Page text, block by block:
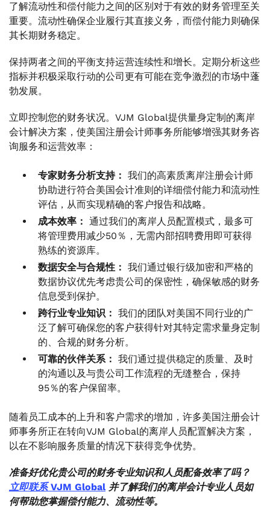
了解流动性和偿付能力之间的区别对于有效的财务管理至关
重要。流动性确保企业履行其直接义务，而偿付能力则确保
其长期财务稳定。
保持两者之间的平衡支持运营连续性和增长。定期分析这些
指标并积极采取行动的公司更有可能在竞争激烈的市场中蓬
勃发展。
立即控制您的财务状况。VJM Global提供量身定制的离岸
会计解决方案，使美国注册会计师事务所能够增强其财务咨
询服务和运营效率：
专家财务分析支持： 我们的高素质离岸注册会计师
协助进行符合美国会计准则的详细偿付能力和流动性
评估，从而实现精确的客户报告和战略。
成本效率： 通过我们的离岸人员配置模式，最多可
将管理费用减少50％，无需内部招聘费用即可获得
熟练的资源库。
数据安全与合规性： 我们通过银行级加密和严格的
数据协议优先考虑贵公司的保密性，确保敏感的财务
信息受到保护。
跨行业专业知识： 我们的团队对美国不同行业的广
泛了解可确保您的客户获得针对其特定需求量身定制
的、合规的财务分析。
可靠的伙伴关系： 我们通过提供稳定的质量、及时
的沟通以及与贵公司工作流程的无缝整合，保持
95％的客户保留率。
随着员工成本的上升和客户需求的增加，许多美国注册会计
师事务所正在转向VJM Global的离岸人员配置解决方案，
以在不影响服务质量的情况下获得竞争优势。
准备好优化贵公司的财务专业知识和人员配备效率了吗？
立即联系 VJM Global并了解我们的离岸会计专业人员如
何帮助您掌握偿付能力、流动性等。